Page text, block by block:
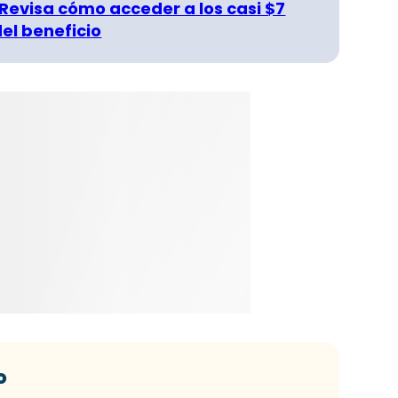
cómo acceder a los casi $7
beneficio